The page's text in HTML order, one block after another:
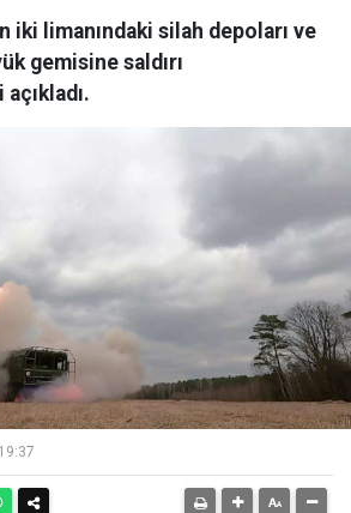
iki limanındaki silah depoları ve
gemisine saldırı